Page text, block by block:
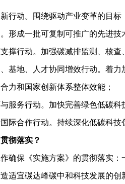
动。围绕驱动产业变革的目标
成一批可复制可推广的先进技
行动。加强碳减排监测、核查
地、人才协同增效行动。着力
力和国家创新体系整体效能；
务行动。加快完善绿色低碳科
合作行动。持续深化低碳科技
彻落实？
保《实施方案》的贯彻落实：
适宜碳达峰碳中和科技发展的